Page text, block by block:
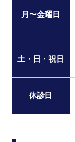
月〜金曜日
土・日・祝日
休診日